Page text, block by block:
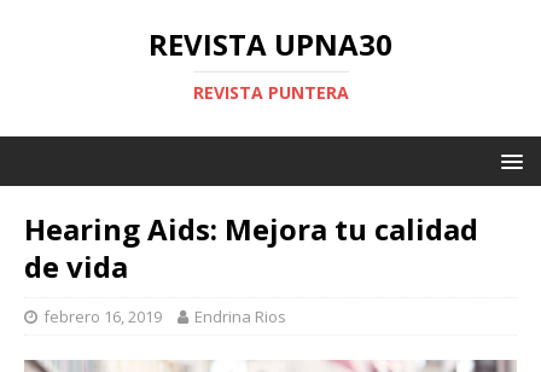
REVISTA UPNA30
REVISTA PUNTERA
Hearing Aids: Mejora tu calidad
de vida
febrero 16, 2019 Endrina Rios